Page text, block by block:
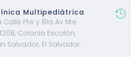
Multipediátrica
Calle Pte y 81a Av Nte
Colonia Escalón,
Salvador, El Salvador.
